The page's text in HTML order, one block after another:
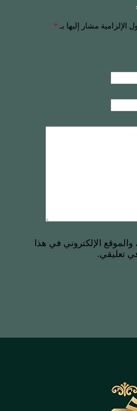
الإلزامية مشار إليها بـ *
الإلكتروني في هذا
تعليقي.